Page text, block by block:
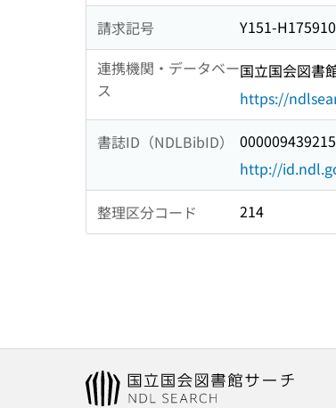
請求記号
Y151-
連携機関・データベー
ス
国立国会図書
https://
書誌ID（NDLBibID）
000009439215
http://
整理区分コード 214